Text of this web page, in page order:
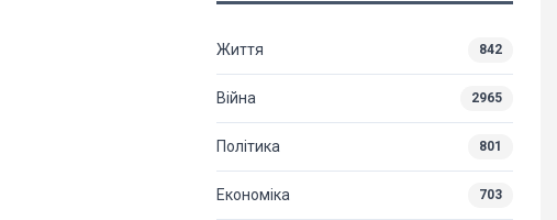
Життя 842
Війна 2965
Політика 801
Економіка 703